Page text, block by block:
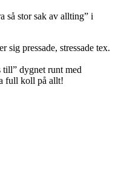
så stor sak av allting” i
sig pressade, stressade tex.
dygnet runt med
full koll på allt!